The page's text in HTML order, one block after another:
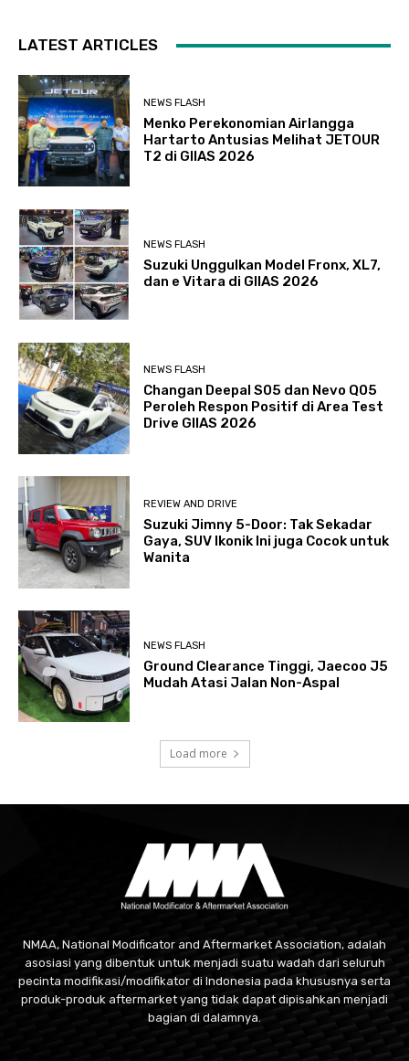
LATEST ARTICLES
NEWS FLASH
Menko Perekonomian Airlangga
Hartarto Antusias Melihat JETOUR
T2 di GIIAS 2026
NEWS FLASH
Suzuki Unggulkan Model Fronx, XL7,
dan e Vitara di GIIAS 2026
NEWS FLASH
Changan Deepal S05 dan Nevo Q05
Peroleh Respon Positif di Area Test
Drive GIIAS 2026
REVIEW AND DRIVE
Suzuki Jimny 5-Door: Tak Sekadar
Gaya, SUV Ikonik Ini juga Cocok untuk
Wanita
NEWS FLASH
Ground Clearance Tinggi, Jaecoo J5
Mudah Atasi Jalan Non-Aspal
Load more
NMAA, National Modificator and Aftermarket Association, adalah
asosiasi yang dibentuk untuk menjadi suatu wadah dari seluruh
pecinta modifikasi/modifikator di Indonesia pada khususnya serta
produk-produk aftermarket yang tidak dapat dipisahkan menjadi
bagian di dalamnya.